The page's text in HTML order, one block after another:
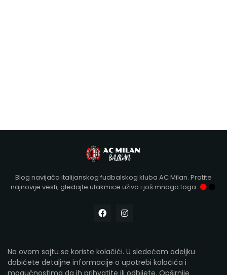
Blog navijača italijanskog fudbalskog kluba AC Milan. Pratite
najnovije vesti, gledajte utakmice uživo i još mnogo toga.
Designed with by Kollár | Copyright 2012-2026AC Milan
Balkan
Na ovom sajtu se koriste kolačići. U sledećem odeljku
dobićete detaljne informacije o upotrebi kolačića i
mogućnostima da ih prihvatite ili odbijete. Opširnije